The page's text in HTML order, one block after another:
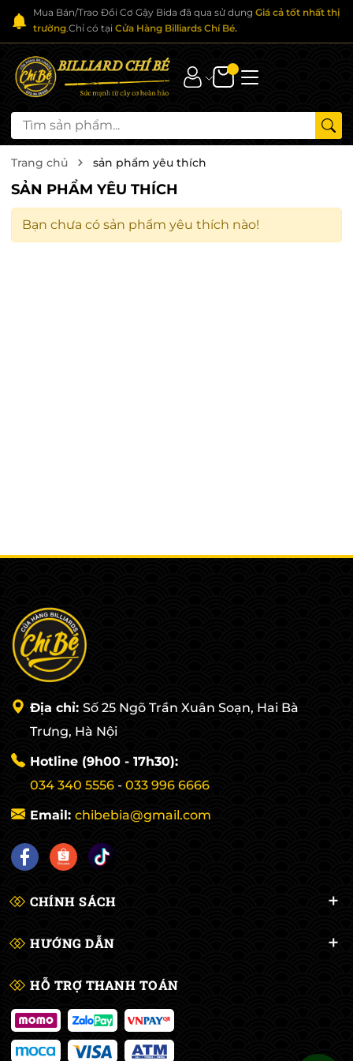
Mua Bán/Trao Đổi Cơ Gậy Bida đã qua sử dụng Giá cả tốt nhất thị
trường.Chỉ có tại Cửa Hàng Billiards Chí Bé.
Trang chủ sản phẩm yêu thích
SẢN PHẨM YÊU THÍCH
Bạn chưa có sản phẩm yêu thích nào!
Địa chỉ: Số 25 Ngõ Trần Xuân Soạn, Hai Bà
Trưng, Hà Nội
Hotline (9h00 - 17h30):
034 340 5556 - 033 996 6666
Email: chibebia@gmail.com
CHÍNH SÁCH
HƯỚNG DẪN
HỖ TRỢ THANH TOÁN